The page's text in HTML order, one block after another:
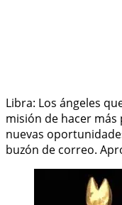
Libra: Los ángeles
misión de hacer más
nuevas
buzón de correo.